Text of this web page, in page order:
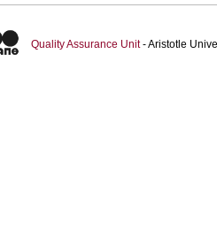
Quality Assurance Unit- Aristotle